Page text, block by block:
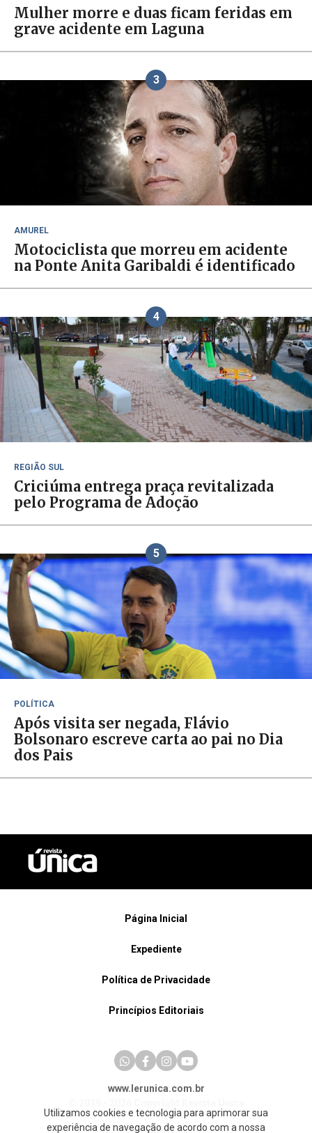
Mulher morre e duas ficam feridas em
grave acidente em Laguna
3
AMUREL
Motociclista que morreu em acidente
na Ponte Anita Garibaldi é identificado
4
REGIÃO SUL
Criciúma entrega praça revitalizada
pelo Programa de Adoção
5
POLÍTICA
Após visita ser negada, Flávio
Bolsonaro escreve carta ao pai no Dia
dos Pais
Página Inicial
Expediente
Política de Privacidade
Princípios Editoriais
www.lerunica.com.br
Utilizamos cookies e tecnologia para aprimorar sua
experiência de navegação de acordo com a nossa